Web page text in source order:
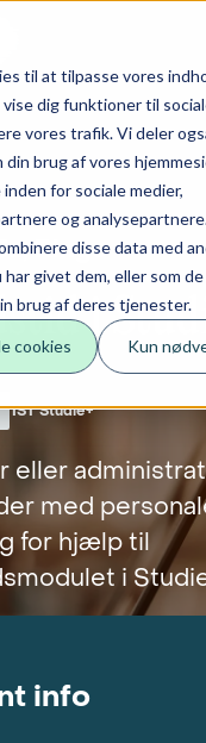
til at tilpasse vores
dig funktioner til
vores trafik. Vi deler
din brug af vores
for sociale medier,
og
disse data med
har givet dem, eller som
brug af deres tjenester.
cookies Kun
Ringe
i
IST Studie+
eller
med
for hjælp til
i
info